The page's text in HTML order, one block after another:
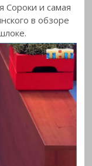
Сороки и самая
в обзоре